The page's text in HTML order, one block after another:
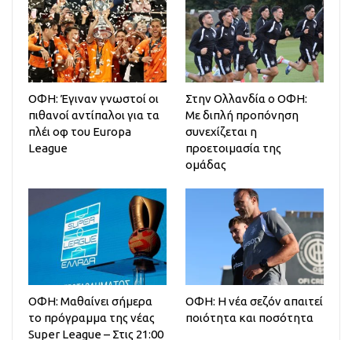
ΟΦΗ: Έγιναν γνωστοί οι
πιθανοί αντίπαλοι για τα
πλέι οφ του Europa
League
Στην Ολλανδία ο ΟΦΗ:
Mε διπλή προπόνηση
συνεχίζεται η
προετοιμασία της
ομάδας
ΟΦΗ: Μαθαίνει σήμερα
το πρόγραμμα της νέας
Super League – Στις 21:00
ΟΦΗ: Η νέα σεζόν απαιτεί
ποιότητα και ποσότητα